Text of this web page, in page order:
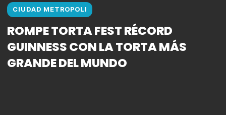
CIUDAD METROPOLI
ROMPE TORTA FEST RÉCORD
GUINNESS CON LA TORTA MÁS
GRANDE DEL MUNDO